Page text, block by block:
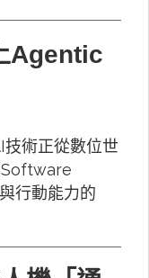
Agentic
術正從數位世
Software
行動能力的